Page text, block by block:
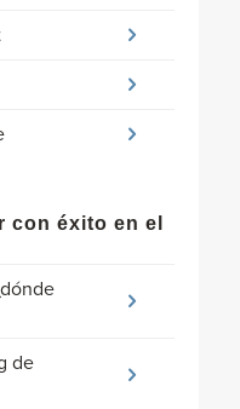
con éxito en el
de